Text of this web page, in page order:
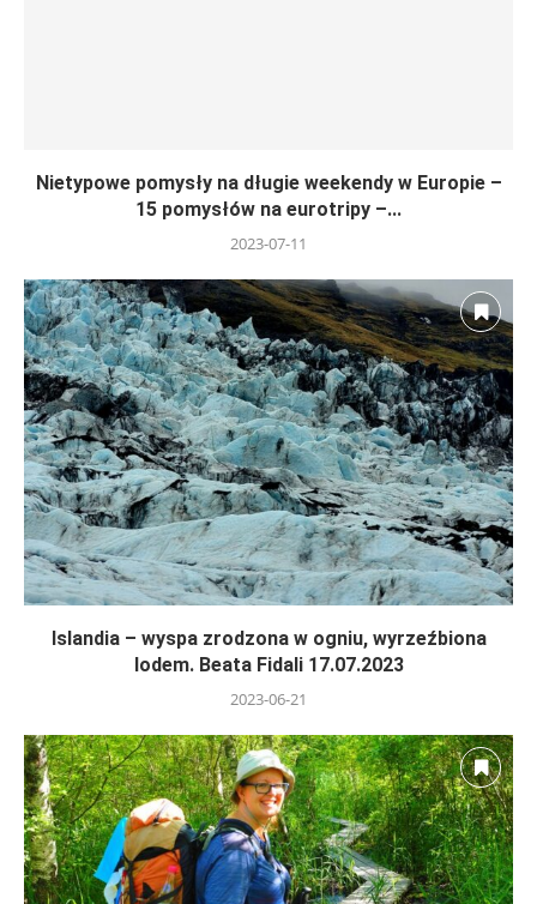
Nietypowe pomysły na długie weekendy w Europie –
15 pomysłów na eurotripy –...
2023-07-11
Islandia – wyspa zrodzona w ogniu, wyrzeźbiona
lodem. Beata Fidali 17.07.2023
2023-06-21